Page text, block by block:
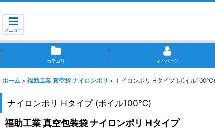
メニュー
カテゴリ マイページ
ホーム > 福助工業 真空袋 ナイロンポリ > ナイロンポリ Hタイプ (ボイル100℃)
ナイロンポリ Hタイプ (ボイル100℃)
福助工業 真空包装袋 ナイロンポリ Hタイプ